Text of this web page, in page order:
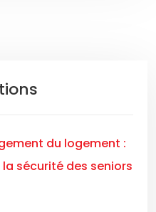
du logement :
la sécurité des seniors